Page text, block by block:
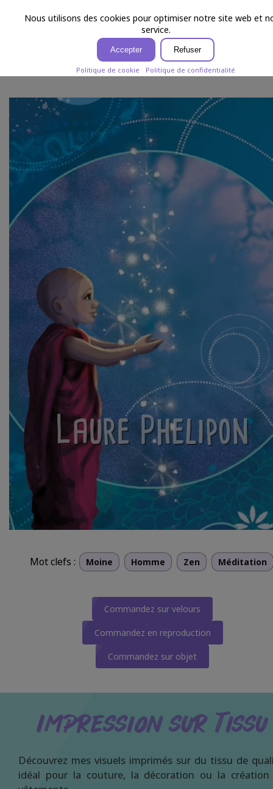
menu Laure Phelipon
MOINE
Mot clefs : Moine Homme Zen Méditation
Commandez sur velours
Commandez en reproduction
Commandez sur objet
Impression sur Tissu
Découvrez mes visuels imprimés sur du tissu de
idéal pour la couture, la décoration ou la création
Nous utilisons des cookies pour optimiser notre site web et
service.
Accepter Refuser
Politique de cookie Politique de confidentialité